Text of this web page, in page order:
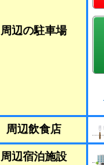
周辺の駐車場
周辺飲食店
周辺宿泊施設